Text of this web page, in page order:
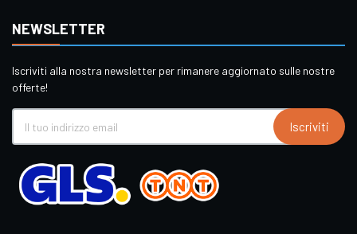
NEWSLETTER
Iscriviti alla nostra newsletter per rimanere aggiornato sulle nostre
offerte!
Iscriviti